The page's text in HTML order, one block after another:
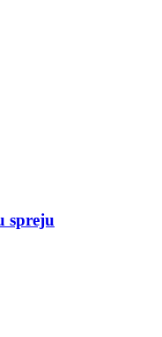
spreju